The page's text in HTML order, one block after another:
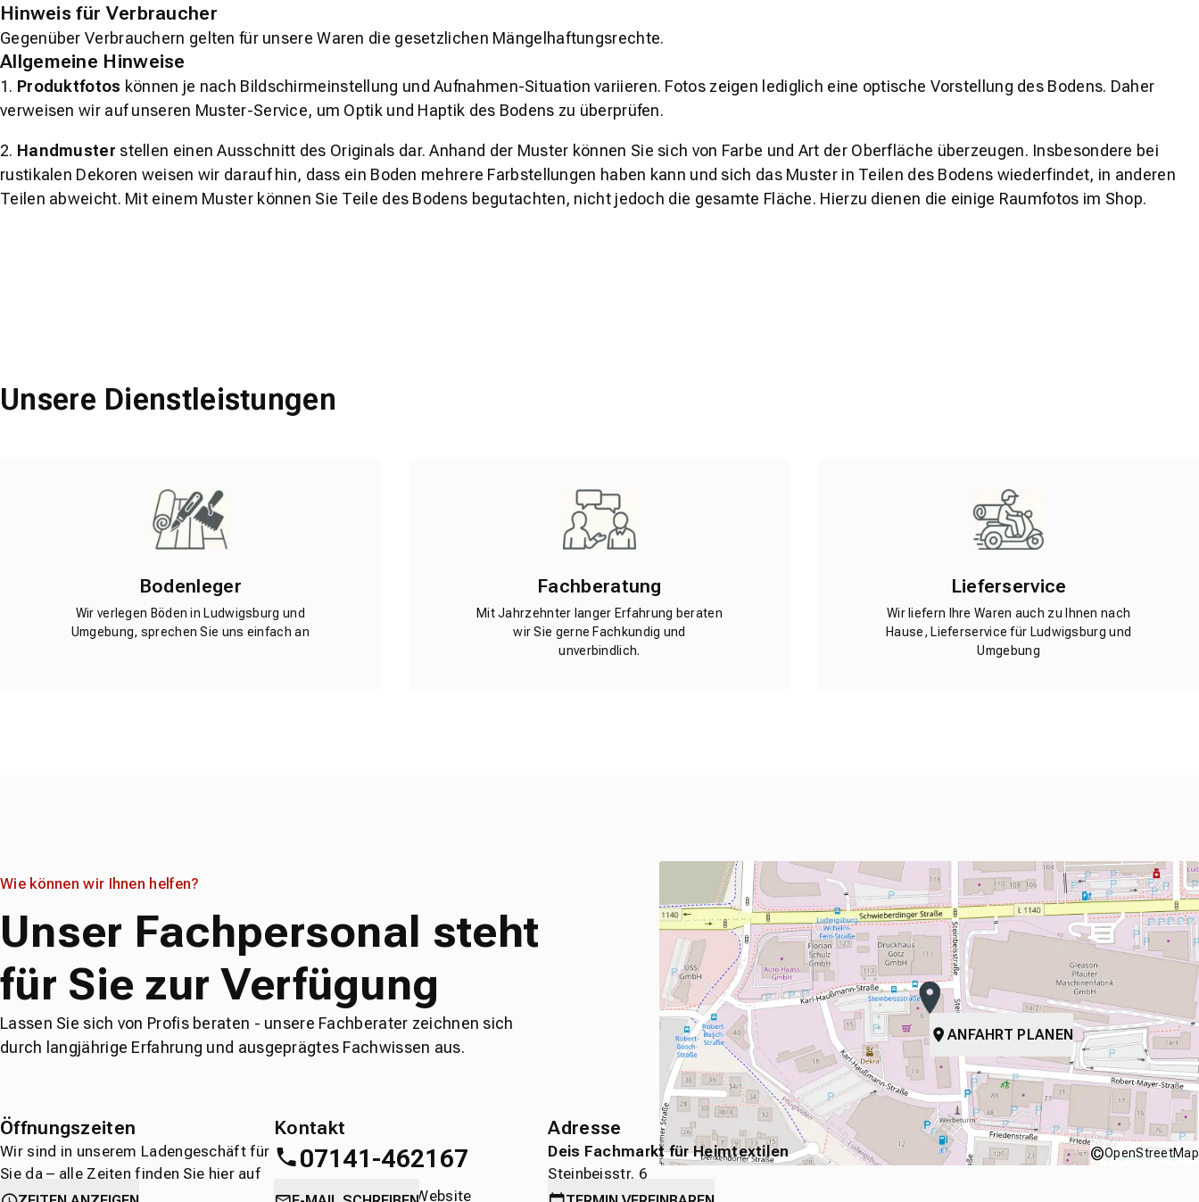
Hinweis für Verbraucher
Gegenüber Verbrauchern gelten für unsere Waren die gesetzlichen Mängelhaftungsrechte.
Allgemeine Hinweise
1. Produktfotos können je nach Bildschirmeinstellung und Aufnahmen-Situation variieren. Fotos zeigen lediglich eine optische Vorstellung des Bodens. Daher
verweisen wir auf unseren Muster-Service, um Optik und Haptik des Bodens zu überprüfen.
2. Handmuster stellen einen Ausschnitt des Originals dar. Anhand der Muster können Sie sich von Farbe und Art der Oberfläche überzeugen. Insbesondere bei
rustikalen Dekoren weisen wir darauf hin, dass ein Boden mehrere Farbstellungen haben kann und sich das Muster in Teilen des Bodens wiederfindet, in anderen
Teilen abweicht. Mit einem Muster können Sie Teile des Bodens begutachten, nicht jedoch die gesamte Fläche. Hierzu dienen die einige Raumfotos im Shop.
Unsere Dienstleistungen
Bodenleger
Wir verlegen Böden in Ludwigsburg und
Umgebung, sprechen Sie uns einfach an
Fachberatung
Mit Jahrzehnter langer Erfahrung beraten
wir Sie gerne Fachkundig und
unverbindlich.
Lieferservice
Wir liefern Ihre Waren auch zu Ihnen nach
Hause, Lieferservice für Ludwigsburg und
Umgebung
Wie können wir Ihnen helfen?
Unser Fachpersonal steht
für Sie zur Verfügung
Lassen Sie sich von Profis beraten - unsere Fachberater zeichnen sich
durch langjährige Erfahrung und ausgeprägtes Fachwissen aus.
Öffnungszeiten
Wir sind in unserem Ladengeschäft für
Sie da – alle Zeiten finden Sie hier auf
einen Blick.
Kontakt
07141-462167
oderdirekt über die Website
Adresse
Deis Fachmarkt für Heimtextilen
Steinbeisstr. 6
71636 Ludwigsburg
ANFAHRT PLANEN
©OpenStreetMap